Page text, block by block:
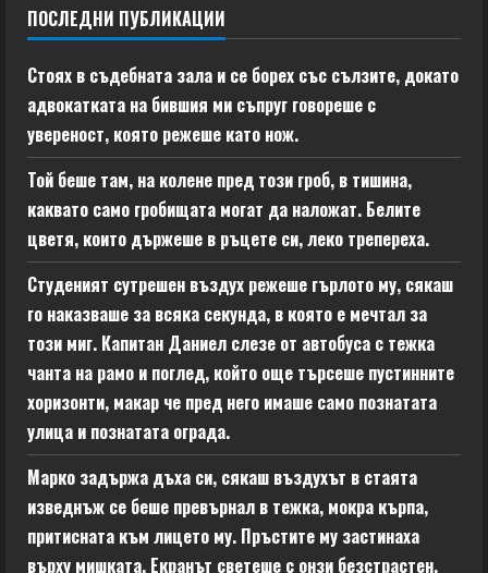
ПОСЛЕДНИ ПУБЛИКАЦИИ
Стоях в съдебната зала и се борех със сълзите, докато
адвокатката на бившия ми съпруг говореше с
увереност, която режеше като нож.
Той беше там, на колене пред този гроб, в тишина,
каквато само гробищата могат да наложат. Белите
цветя, които държеше в ръцете си, леко трепереха.
Студеният сутрешен въздух режеше гърлото му, сякаш
го наказваше за всяка секунда, в която е мечтал за
този миг. Капитан Даниел слезе от автобуса с тежка
чанта на рамо и поглед, който още търсеше пустинните
хоризонти, макар че пред него имаше само познатата
улица и познатата ограда.
Марко задържа дъха си, сякаш въздухът в стаята
изведнъж се беше превърнал в тежка, мокра кърпа,
притисната към лицето му. Пръстите му застинаха
върху мишката. Екранът светеше с онзи безстрастен,